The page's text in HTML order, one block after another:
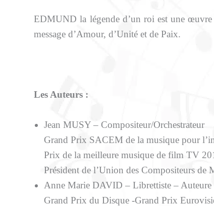
EDMUND la légende d’un roi est une œuvre
message d’Amour, d’Unité et de Paix.
Les Auteurs :
Jean MUSY – Compositeur/Orchestrateur
Grand Prix SACEM de la musique pour
Prix de la meilleure musique de film TV
Président de l’Union des Compositeurs de
Anne Marie DAVID – Librettiste – Auteure
Grand Prix du Disque -Grand Prix